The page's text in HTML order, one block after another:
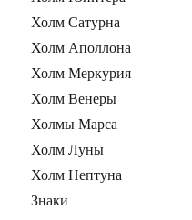
Холм Сатурна
Холм Аполлона
Холм Меркурия
Холм Венеры
Холмы Марса
Холм Луны
Холм Нептуна
Знаки